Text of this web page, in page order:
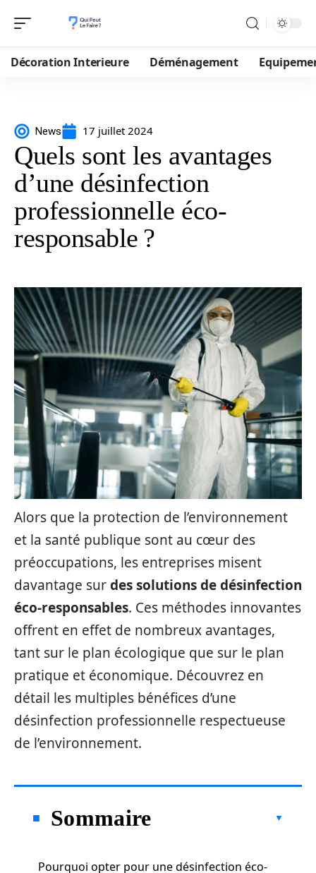
Décoration Interieure Déménagement
News 17 juillet 2024
Quels sont les avantages
d’une désinfection
professionnelle éco-
responsable ?
Alors que la protection de l’environnement
et la santé publique sont au cœur des
préoccupations, les entreprises misent
davantage surdes solutions de désinfection
éco-responsables. Ces méthodes innovantes
offrent en effet de nombreux avantages,
tant sur le plan écologique que sur le plan
pratique et économique. Découvrez en
détail les multiples bénéfices d’une
désinfection professionnelle respectueuse
de l’environnement.
Sommaire
Pourquoi opter pour une désinfection éco-